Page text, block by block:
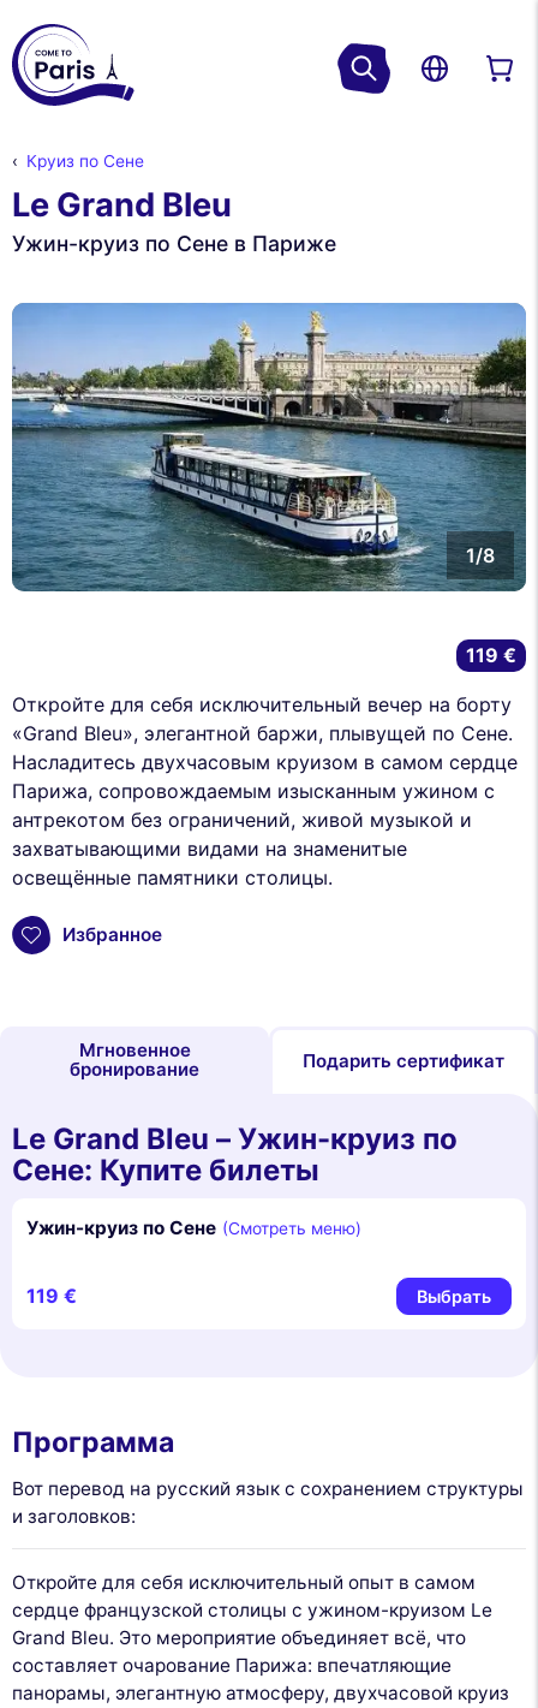
Круиз по Сене
Le Grand Bleu
Ужин-круиз по Сене в Париже
1/8
Откройте для себя исключительный вечер на борту
«Grand Bleu», элегантной баржи, плывущей по Сене.
Насладитесь двухчасовым круизом в самом сердце
Парижа, сопровождаемым изысканным ужином с
антрекотом без ограничений, живой музыкой и
захватывающими видами на знаменитые
освещённые памятники столицы.
Избранное
119 €
Мгновенное
бронирование
Подарить сертификат
Le Grand Bleu – Ужин-круиз по
Сене: Купите билеты
Ужин-круиз по Сене (Смотреть меню)
119 € Выбрать
Программа
Вот перевод на русский язык с сохранением структуры
и заголовков:
Откройте для себя исключительный опыт в самом
сердце французской столицы с ужином-круизом Le
Grand Bleu. Это мероприятие объединяет всё, что
составляет очарование Парижа: впечатляющие
панорамы, элегантную атмосферу, двухчасовой круиз